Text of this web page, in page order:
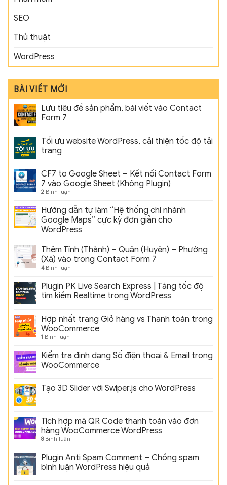
SEO
Thủ thuật
WordPress
BÀI VIẾT MỚI
Lưu tiêu đề sản phẩm, bài viết vào Contact
Form 7
Tối ưu website WordPress, cải thiện tốc độ tải
trang
CF7 to Google Sheet – Kết nối Contact Form
7 vào Google Sheet (Không Plugin)
2 Bình luận
Hướng dẫn tự làm “Hệ thống chi nhánh
Google Maps” cực kỳ đơn giản cho
WordPress
Thêm Tỉnh (Thành) – Quận (Huyện) – Phường
(Xã) vào trong Contact Form 7
4Bình luận
Plugin PK Live Search Express | Tăng tốc độ
tìm kiếm Realtime trong WordPress
Hợp nhất trang Giỏ hàng vs Thanh toán trong
WooCommerce
1 Bình luận
Kiểm tra định dạng Số điện thoại & Email trong
WooCommerce
Tạo 3D Slider với Swiper.js cho WordPress
Tích hợp mã QR Code thanh toán vào đơn
hàng WooCommerce WordPress
8Bình luận
Plugin Anti Spam Comment – Chống spam
bình luận WordPress hiệu quả